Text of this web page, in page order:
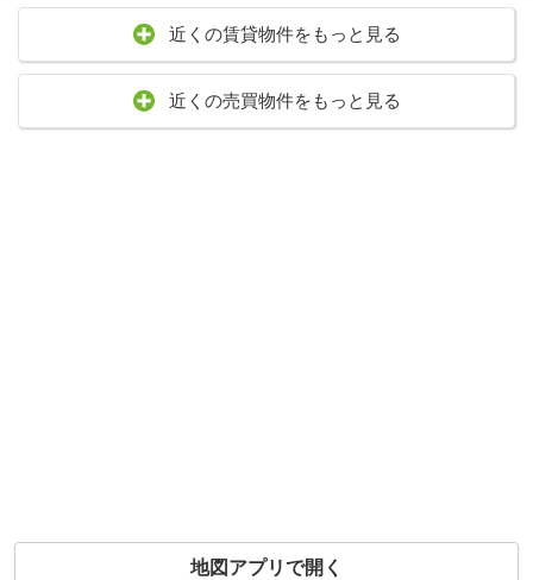
近くの賃貸物件をもっと見る
近くの売買物件をもっと見る
地図アプリで開く